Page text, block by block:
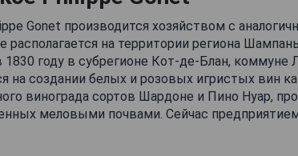
Gonet производится хозяйством с
располагается на территории региона
1830 году в субрегионе Кот-де-Блан,
на создании белых и розовых игристых вин
винограда сортов Шардоне и Пино Нуар,
меловыми почвами. Сейчас
энолог Пьер Гоне, которому